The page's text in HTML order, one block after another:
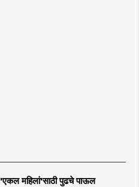
'एकल महिलां'साठी पुढचे पाऊल